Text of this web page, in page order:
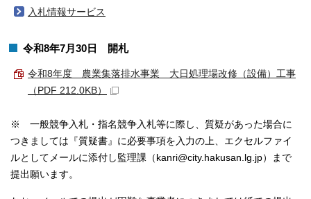
入札情報サービス
令和8年7月30日 開札
令和8年度 農業集落排水事業 大日処理場改修（設備）工事
（PDF 212.0KB）
※ 一般競争入札・指名競争入札等に際し、質疑があった場合に
つきましては『質疑書』に必要事項を入力の上、エクセルファイ
ルとしてメールに添付し監理課（kanri@city.hakusan.lg.jp）まで
提出願います。